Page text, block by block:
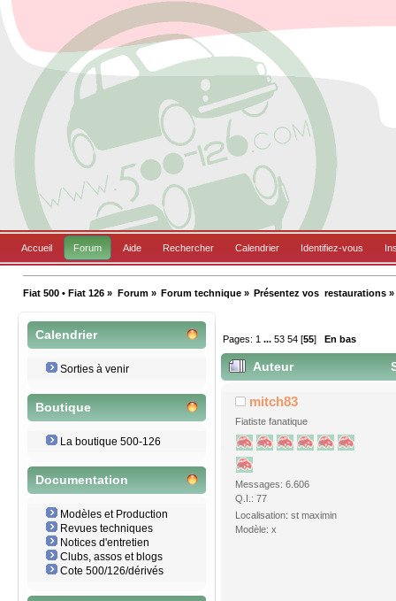
Accueil Forum Aide Rechercher Calendrier Identifiez-vous
Fiat 500 • Fiat 126 » Forum» Forum technique» Présentez vos  restaurations »
Calendrier
Sorties à venir
Boutique
La boutique 500-126
Documentation
Modèles et Production
Revues techniques
Notices d'entretien
Clubs, assos et blogs
Cote 500/126/dérivés
Pages: 1 ...53 54 [55] En bas
Auteur
mitch83
Fiatiste fanatique
Messages: 6.606
Q.I.: 77
Localisation: st maximin
Modèle: x